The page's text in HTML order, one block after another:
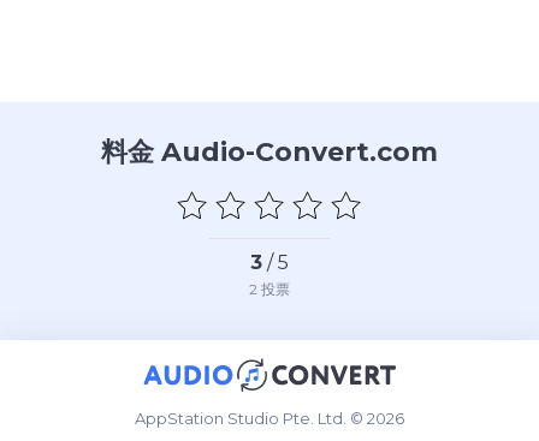
料金 Audio-Convert.com
3 / 5
2 投票
AppStation Studio Pte. Ltd. © 2026